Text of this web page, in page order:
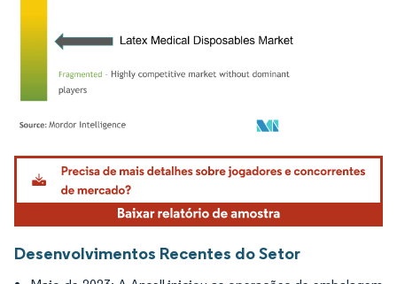
Imagem © Mordor Intelligence. O reuso requer atribuição conforme CC BY 4.0.
Desenvolvimentos Recentes do Setor